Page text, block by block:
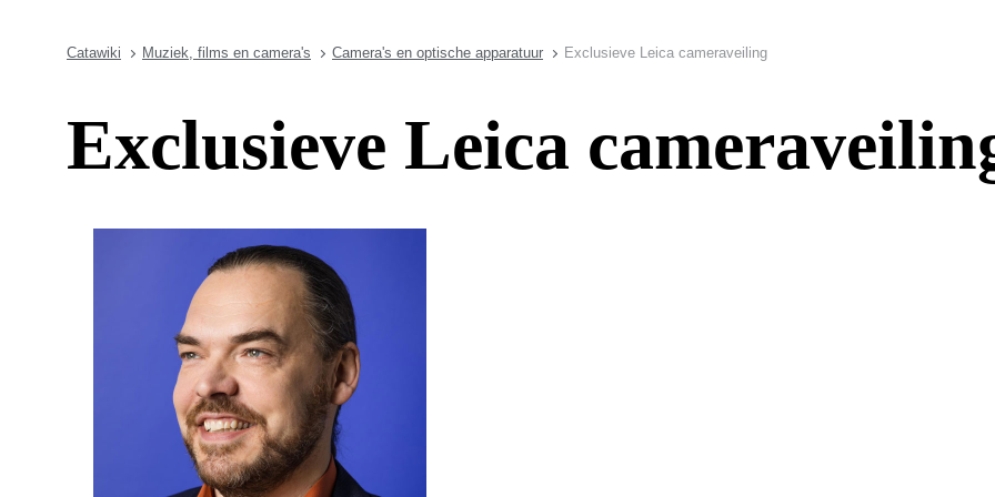
Catawiki Muziek, films en camera's Camera's en optische apparatuur Exclusieve Leica cameraveiling
Exclusieve Leica